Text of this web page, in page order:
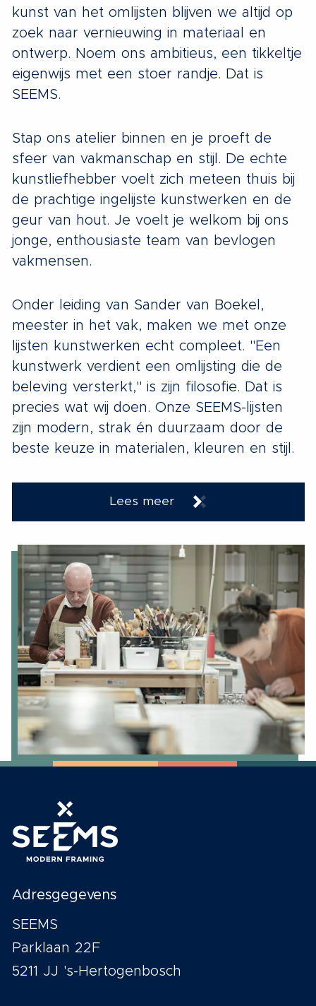
kunst van het omlijsten blijven we altijd op
zoek naar vernieuwing in materiaal en
ontwerp. Noem ons ambitieus, een tikkeltje
eigenwijs met een stoer randje. Dat is
SEEMS.
Stap ons atelier binnen en je proeft de
sfeer van vakmanschap en stijl. De echte
kunstliefhebber voelt zich meteen thuis bij
de prachtige ingelijste kunstwerken en de
geur van hout. Je voelt je welkom bij ons
jonge, enthousiaste team van bevlogen
vakmensen.
Onder leiding van Sander van Boekel,
meester in het vak, maken we met onze
lijsten kunstwerken echt compleet. "Een
kunstwerk verdient een omlijsting die de
beleving versterkt," is zijn filosofie. Dat is
precies wat wij doen. Onze SEEMS-lijsten
zijn modern, strak én duurzaam door de
beste keuze in materialen, kleuren en stijl.
Lees meer
Adresgegevens
SEEMS
Parklaan 22F
5211 JJ 's-Hertogenbosch